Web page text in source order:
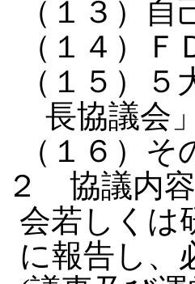
（１３）
（１４）
（１５）
長協議会
（１６）
２ 協議内
会若しくは
に報告し、